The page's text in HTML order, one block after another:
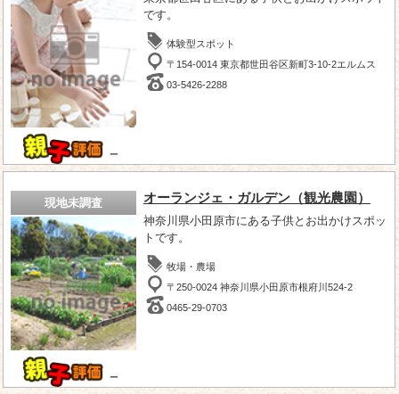
－
です。
体験型スポット
〒154-0014 東京都世田谷区新町3-10-2エルムス
03-5426-2288
現地未調査
－
オーランジェ・ガルデン（観光農園）
神奈川県小田原市にある子供とお出かけスポッ
トです。
牧場・農場
〒250-0024 神奈川県小田原市根府川524-2
0465-29-0703